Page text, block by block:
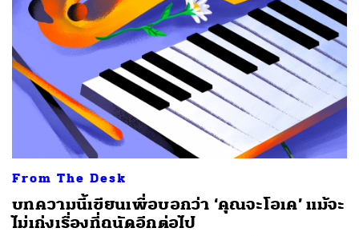
From The Desk
บทความนี้เขียนเพื่อบอกว่า ‘คุณจะโอเค’ แม้จะ
ไม่เก่งเรื่องที่ถนัดอีกต่อไป
ค้นหา
SHARE TWEET LINE EMAIL